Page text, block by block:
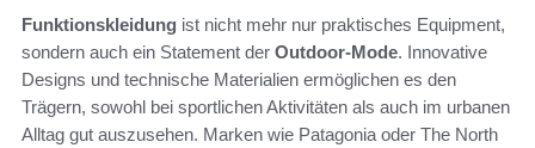
Funktionskleidung ist nicht mehr nur praktisches Equipment,
sondern auch ein Statement der Outdoor-Mode. Innovative
Designs und technische Materialien ermöglichen es den
Trägern, sowohl bei sportlichen Aktivitäten als auch im urbanen
Alltag gut auszusehen. Marken wie Patagonia oder The North